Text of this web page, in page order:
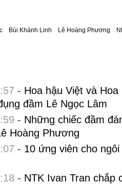
Bùi Khánh Linh Lê Hoàng Phương
- Hoa hậu Việt và
đầm Lê Ngọc Lâm
- Những chiếc đầm
Hoàng Phương
- 10 ứng viên cho
- NTK Ivan Tran chắp